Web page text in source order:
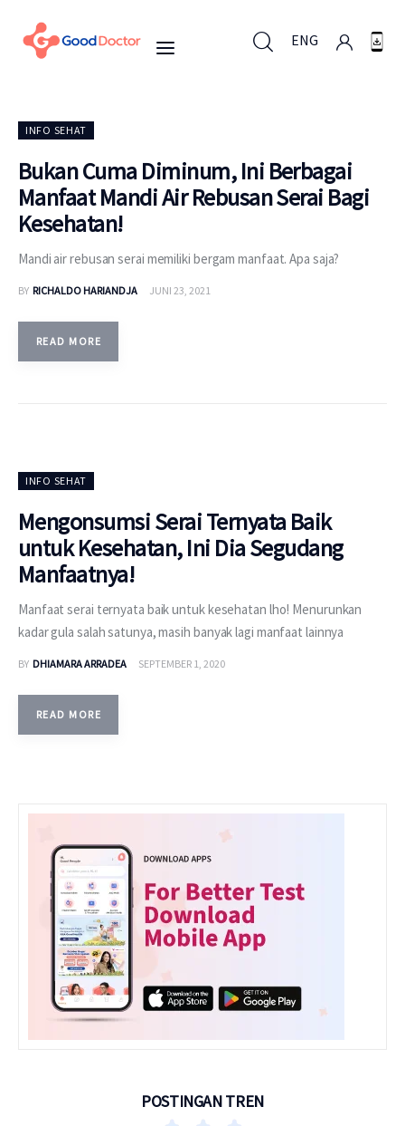
ENG
Untuk Bisnis
Untuk Anda
Mengapa Good Doctor
Berita
INFO SEHAT
Bukan Cuma Diminum, Ini Berbagai
Manfaat Mandi Air Rebusan Serai Bagi
Kesehatan!
Mandi air rebusan serai memiliki bergam manfaat. Apa saja?
BY RICHALDO HARIANDJA JUNI 23, 2021
READ MORE
INFO SEHAT
Mengonsumsi Serai Ternyata Baik
untuk Kesehatan, Ini Dia Segudang
Manfaatnya!
Manfaat serai ternyata baik untuk kesehatan lho! Menurunkan
kadar gula salah satunya, masih banyak lagi manfaat lainnya
BY DHIAMARA ARRADEA SEPTEMBER 1, 2020
READ MORE
POSTINGAN TREN